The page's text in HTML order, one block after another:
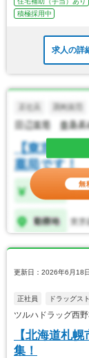
積極採用中
求人の詳
更新日：2026年6月18日
正社員 ドラッグス
ツルハドラッグ西
【北海道札
集！